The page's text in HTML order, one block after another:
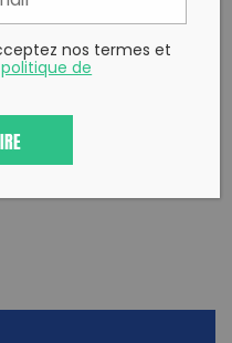
Partager sur Facebook
Partager sur
Twitter
Envoyer à
nos termes et
politique de